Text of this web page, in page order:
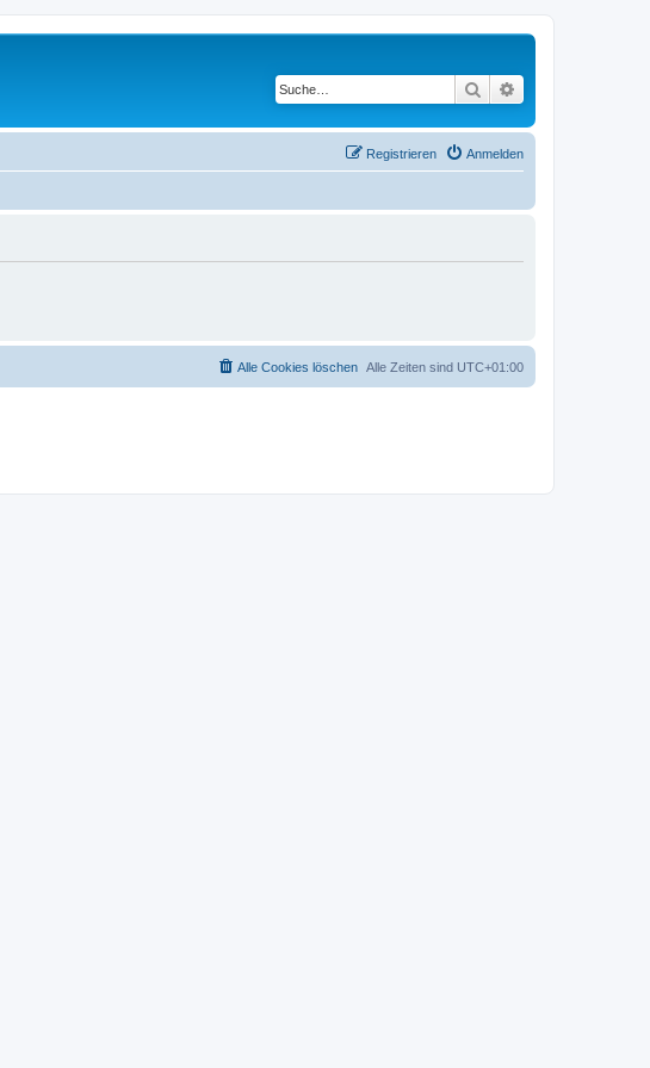
Suche
Anmelden
Registrieren
Alle Zeiten sind UTC+01:00
Alle Cookies löschen